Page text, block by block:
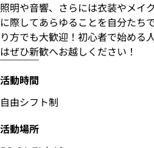
照明や音響、さらには衣装やメイ
に際してあらゆることを自分たち
り方でも大歓迎！初心者で始める
はぜひ新歓へお越しください！
活動時間
自由シフト制
活動場所